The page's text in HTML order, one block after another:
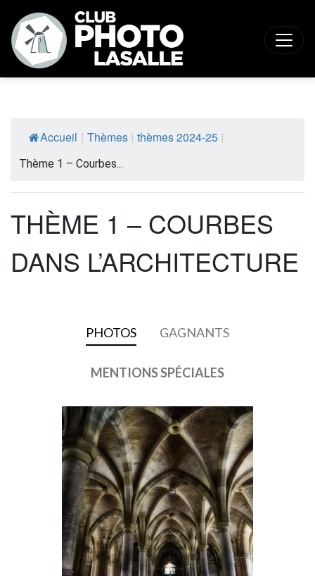
Accueil | Thèmes | thèmes 2024-25 |
Thème 1 – Courbes...
THÈME 1 – COURBES
DANS L’ARCHITECTURE
PHOTOS GAGNANTS
MENTIONS SPÉCIALES